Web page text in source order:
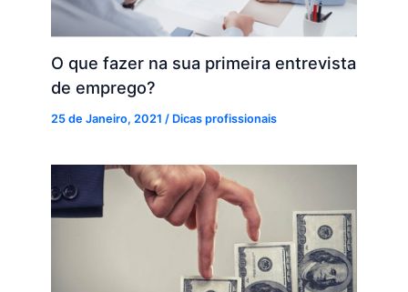
O que fazer na sua primeira entrevista
de emprego?
25 de Janeiro, 2021/ Dicas profissionais